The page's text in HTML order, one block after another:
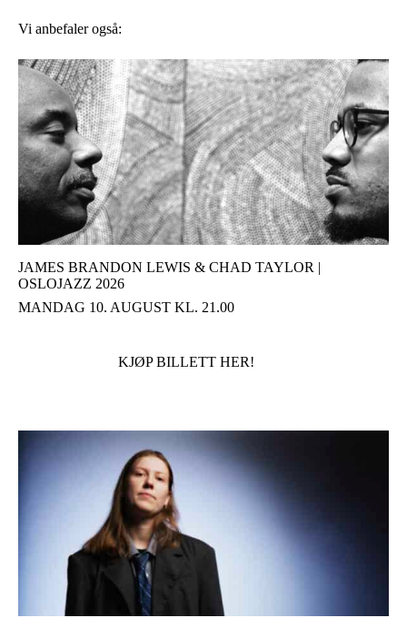
Vi anbefaler også:
JAMES BRANDON LEWIS & CHAD TAYLOR |
OSLOJAZZ 2026
MANDAG 10. AUGUST KL. 21.00
KJØP BILLETT HER!